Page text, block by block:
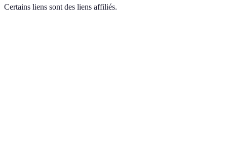
Certains liens sont des liens affiliés.